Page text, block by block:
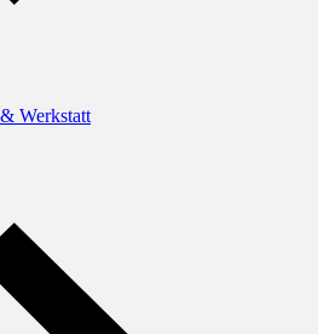
Werkstatt